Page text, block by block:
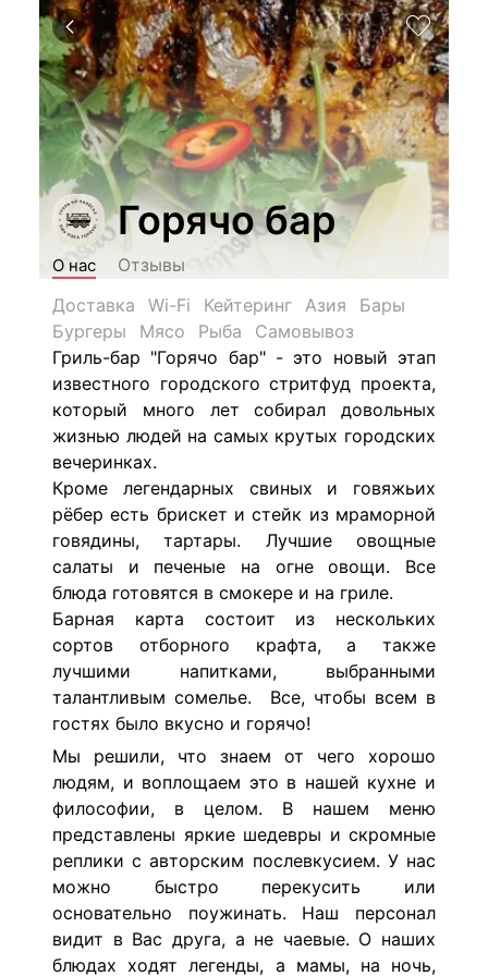
Горячо бар
О нас
Отзывы
Доставка
Wi-Fi Кейтеринг Азия
Бары
Бургеры
Мясо Рыба
Самовывоз
Гриль-бар "Горячо бар" - это новый этап
известного городского стритфуд проекта,
который много лет собирал довольных
жизнью людей на самых крутых городских
вечеринках.
Кроме легендарных свиных и говяжьих
рёбер есть брискет и стейк из мраморной
говядины, тартары. Лучшие овощные
салаты и печеные на огне овощи. Все
блюда готовятся в смокере и на гриле.
Барная карта состоит из нескольких
сортов отборного крафта, а также
лучшими напитками, выбранными
талантливым сомелье. Все, чтобы всем в
гостях было вкусно и горячо!
Мы решили, что знаем от чего хорошо
людям, и воплощаем это в нашей кухне и
философии, в целом. В нашем меню
представлены яркие шедевры и скромные
реплики с авторским послевкусием. У нас
можно быстро перекусить или
основательно поужинать. Наш персонал
видит в Вас друга, а не чаевые. О наших
блюдах ходят легенды, а мамы, на ночь,